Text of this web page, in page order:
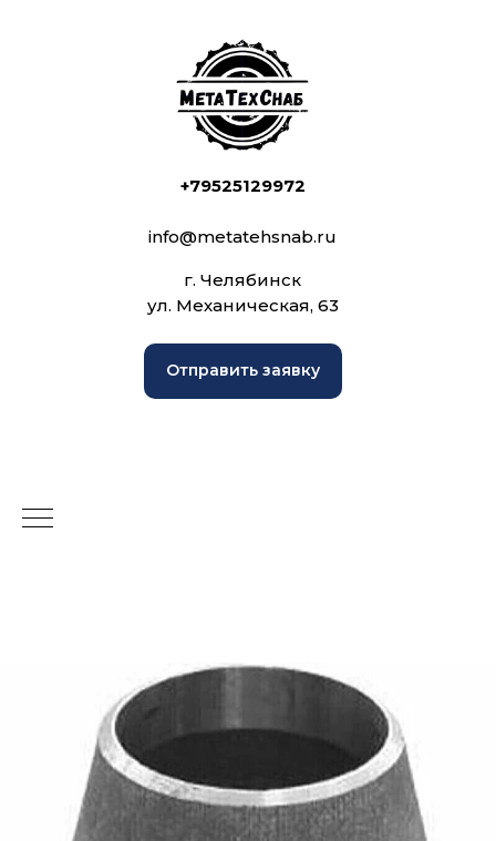
+79525129972
info@metatehsnab.ru
г. Челябинск
ул. Механическая, 63
Отправить заявку